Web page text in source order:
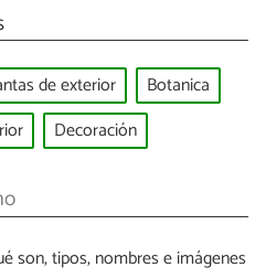
de exterior
Botanica
Decoración
son, tipos, nombres e imágenes